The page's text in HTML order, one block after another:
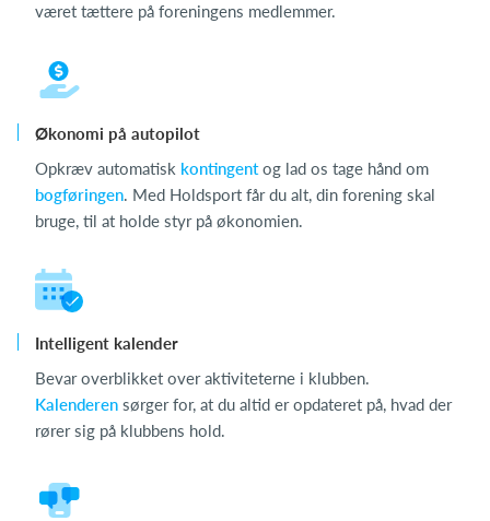
været tættere på foreningens medlemmer.
Økonomi på autopilot
Opkræv automatisk kontingentog lad os tage hånd om
bogføringen. Med Holdsport får du alt, din forening skal
bruge, til at holde styr på økonomien.
Intelligent kalender
Bevar overblikket over aktiviteterne i klubben.
Kalenderen sørger for, at du altid er opdateret på, hvad der
rører sig på klubbens hold.